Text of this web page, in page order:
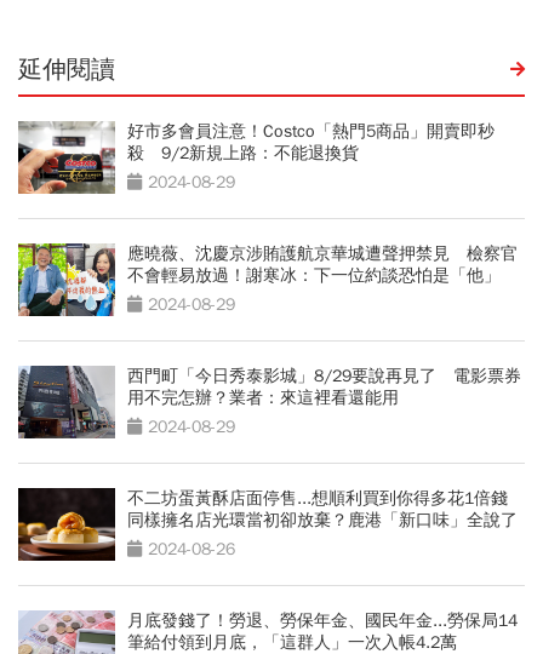
延伸閱讀
好市多會員注意！Costco「熱門5商品」開賣即秒
殺 9/2新規上路：不能退換貨
2024-08-29
應曉薇、沈慶京涉賄護航京華城遭聲押禁見 檢察官
不會輕易放過！謝寒冰：下一位約談恐怕是「他」
2024-08-29
西門町「今日秀泰影城」8/29要說再見了 電影票券
用不完怎辦？業者：來這裡看還能用
2024-08-29
不二坊蛋黃酥店面停售...想順利買到你得多花1倍錢
同樣擁名店光環當初卻放棄？鹿港「新口味」全說了
2024-08-26
月底發錢了！勞退、勞保年金、國民年金...勞保局14
筆給付領到月底，「這群人」一次入帳4.2萬